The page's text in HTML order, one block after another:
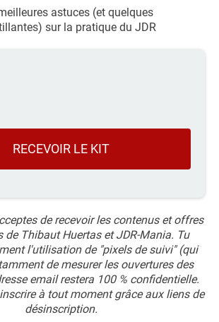
astuces (et quelques
sur la pratique du JDR
RECEVOIR LE KIT
de recevoir les contenus et offres
de Thibaut Huertas et JDR-Mania. Tu
l'utilisation de "pixels de suivi" (qui
de mesurer les ouvertures des
email restera 100 % confidentielle.
à tout moment grâce aux liens de
désinscription.